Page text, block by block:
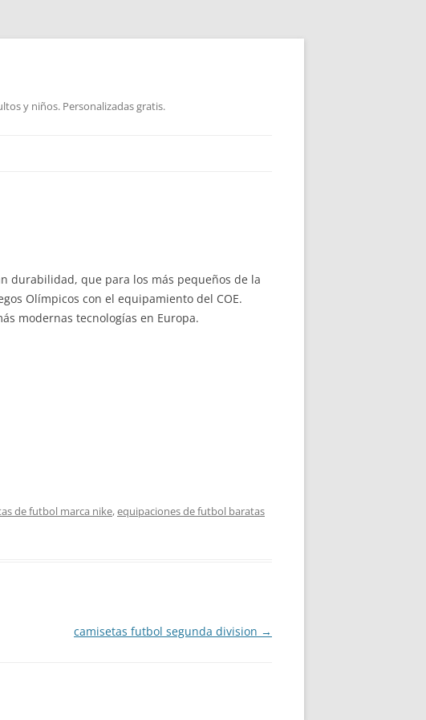
y niños. Personalizadas gratis.
durabilidad, que para los más pequeños de la
Olímpicos con el equipamiento del COE.
modernas tecnologías en Europa.
de futbol marca nike,equipaciones de futbol baratas
camisetas futbol segunda division →